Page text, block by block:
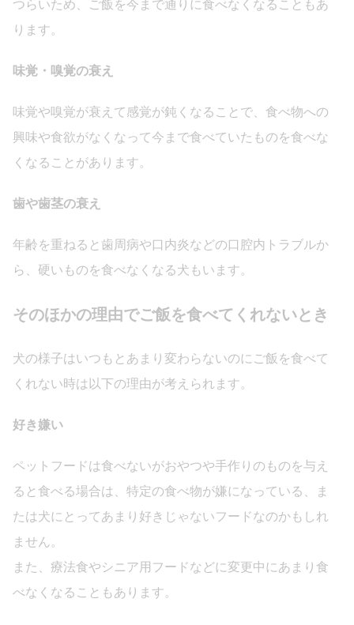
つらいため、ご飯を今まで通りに食べなくなることもあ
ります。
味覚・嗅覚の衰え
味覚や嗅覚が衰えて感覚が鈍くなることで、食べ物への
興味や食欲がなくなって今まで食べていたものを食べな
くなることがあります。
歯や歯茎の衰え
年齢を重ねると歯周病や口内炎などの口腔内トラブルか
ら、硬いものを食べなくなる犬もいます。
そのほかの理由でご飯を食べてくれないとき
犬の様子はいつもとあまり変わらないのにご飯を食べて
くれない時は以下の理由が考えられます。
好き嫌い
ペットフードは食べないがおやつや手作りのものを与え
ると食べる場合は、特定の食べ物が嫌になっている、ま
たは犬にとってあまり好きじゃないフードなのかもしれ
ません。
また、療法食やシニア用フードなどに変更中にあまり食
べなくなることもあります。